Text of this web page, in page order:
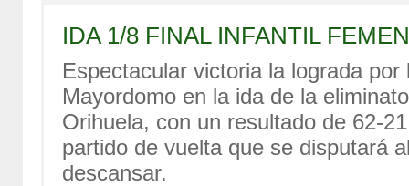
IDA 1/8 FINAL INFANTIL
Espectacular victoria la lograda
Mayordomo en la ida de la
Orihuela, con un resultado de 62-
partido de vuelta que se disputará
descansar.